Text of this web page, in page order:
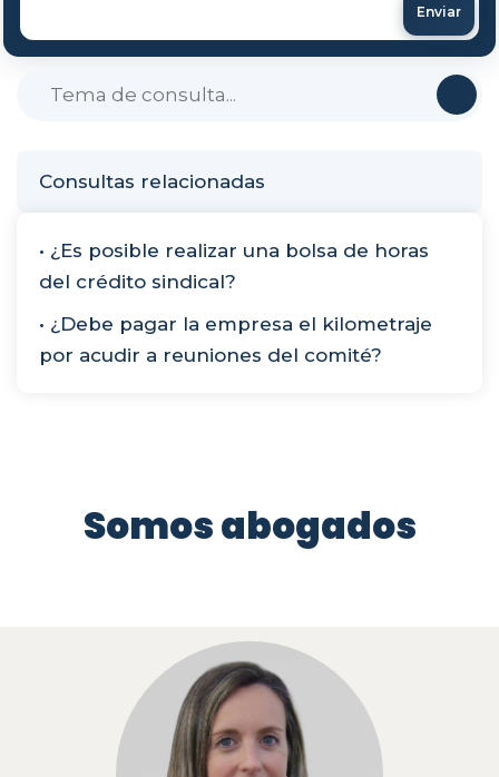
Consultas relacionadas
• ¿Es posible realizar una bolsa de horas
del crédito sindical?
• ¿Debe pagar la empresa el kilometraje
por acudir a reuniones del comité?
Enviar
Somos abogados